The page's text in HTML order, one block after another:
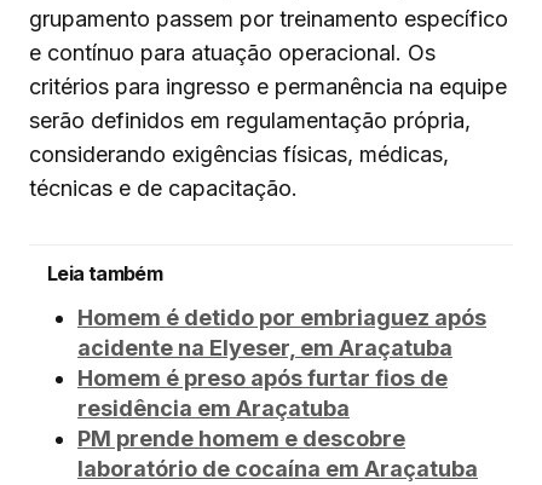
grupamento passem por treinamento específico
e contínuo para atuação operacional. Os
critérios para ingresso e permanência na equipe
serão definidos em regulamentação própria,
considerando exigências físicas, médicas,
técnicas e de capacitação.
Leia também
Homem é detido por embriaguez após
acidente na Elyeser, em Araçatuba
Homem é preso após furtar fios de
residência em Araçatuba
PM prende homem e descobre
laboratório de cocaína em Araçatuba